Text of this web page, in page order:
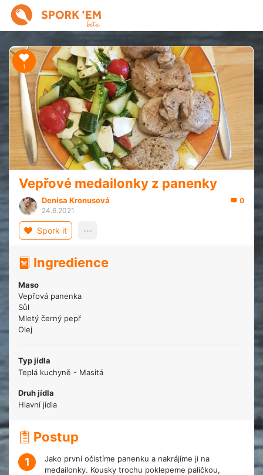
1
Vepřové medailonky z panenky
0
Denisa Kronusová
24.6.2021
Spork it
Ingredience
Maso
Vepřová panenka
Sůl
Mletý černý pepř
Olej
Typ jídla
Teplá kuchyně - Masitá
Druh jídla
Hlavní jídla
Postup
1
Jako první očistíme panenku a nakrájíme ji na
medailonky. Kousky trochu poklepeme paličkou,